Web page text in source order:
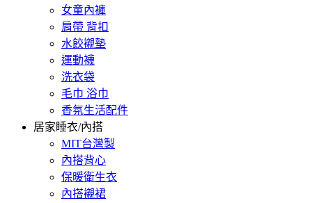
女童內褲
肩帶 背扣
水餃襯墊
運動襪
洗衣袋
毛巾 浴巾
香氛生活配件
居家睡衣/內搭
MIT台灣製
內搭背心
保暖衛生衣
內搭襯裙